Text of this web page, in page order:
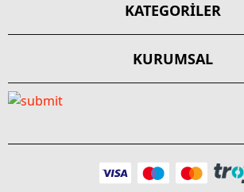
KATEGORİLER
KURUMSAL